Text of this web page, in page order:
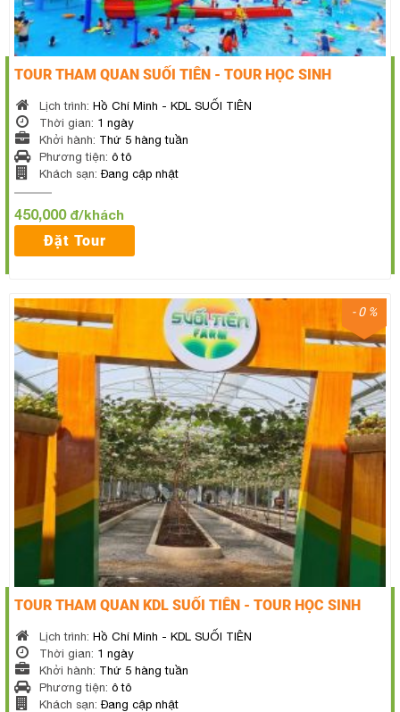
TOUR THAM QUAN SUỐI TIÊN - TOUR HỌC SINH
Lịch trình: Hồ Chí Minh - KDL SUỐI TIÊN
Thời gian: 1 ngày
Khởi hành: Thứ 5 hàng tuần
Phương tiện: ô tô
Khách sạn: Đang cập nhật
450,000 đ/khách
Đặt Tour
- 0 %
TOUR THAM QUAN KDL SUỐI TIÊN - TOUR HỌC SINH
Lịch trình: Hồ Chí Minh - KDL SUỐI TIÊN
Thời gian: 1 ngày
Khởi hành: Thứ 5 hàng tuần
Phương tiện: ô tô
Khách sạn: Đang cập nhật